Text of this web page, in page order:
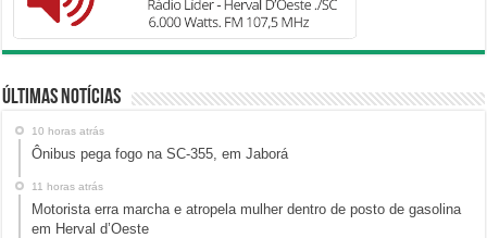
Últimas Notícias
10 horas atrás
Ônibus pega fogo na SC-355, em Jaborá
11 horas atrás
Motorista erra marcha e atropela mulher dentro de posto de gasolina
em Herval d’Oeste